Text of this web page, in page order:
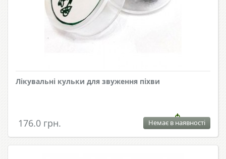
Лікувальні кульки для звуження піхви
176.0 грн. Немає в наявності